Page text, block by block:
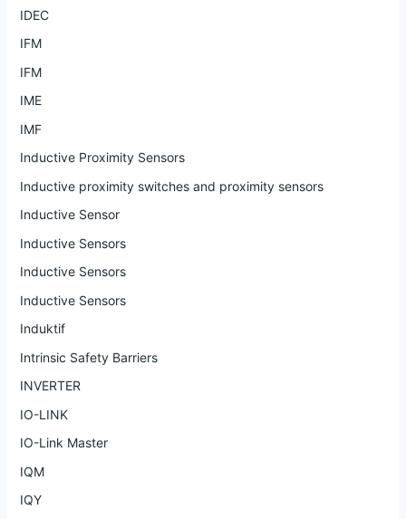
IDEC
IFM
IFM
IME
IMF
Inductive Proximity Sensors
Inductive proximity switches and proximity sensors
Inductive Sensor
Inductive Sensors
Inductive Sensors
Inductive Sensors
Induktif
Intrinsic Safety Barriers
INVERTER
IO-LINK
IO-Link Master
IQM
IQY